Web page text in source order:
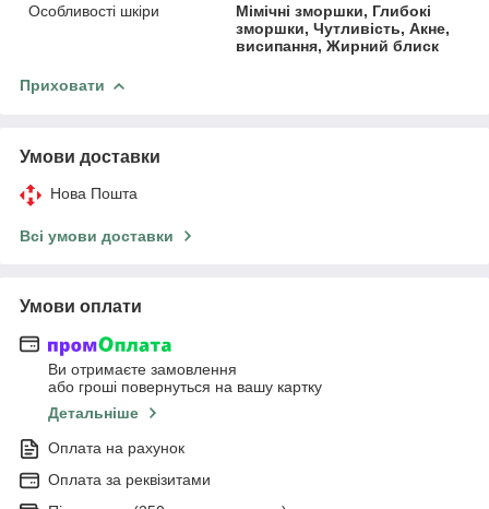
Особливості шкіри
Мімічні зморшки, Глибокі
зморшки, Чутливість, Акне,
висипання, Жирний блиск
Приховати
Умови доставки
Нова Пошта
Всі умови доставки
Умови оплати
Ви отримаєте замовлення
або гроші повернуться на вашу картку
Детальніше
Оплата на рахунок
Оплата за реквізитами